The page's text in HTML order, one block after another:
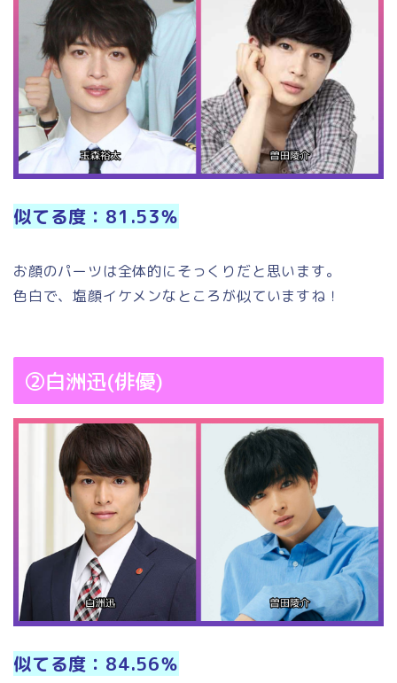
似てる度：81.53％
お顔のパーツは全体的にそっくりだと思います。
色白で、塩顔イケメンなところが似ていますね！
②白洲迅(俳優)
似てる度：84.56％